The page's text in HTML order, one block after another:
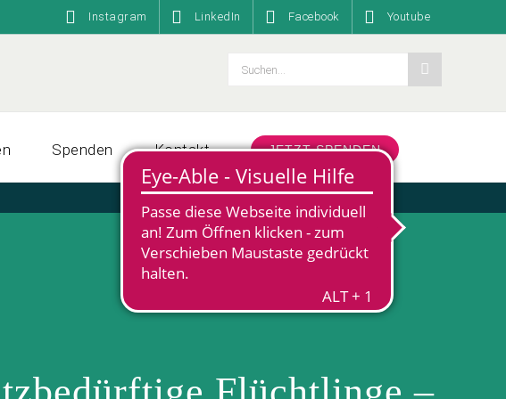
Instagram LinkedIn Facebook Youtube
Suche
Spenden Kontakt JETZT SPENDEN